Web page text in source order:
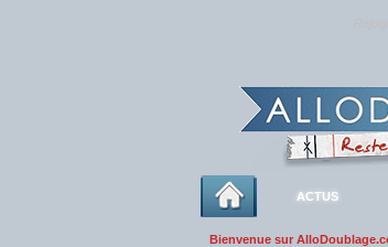
ACTUS
Bienvenue sur